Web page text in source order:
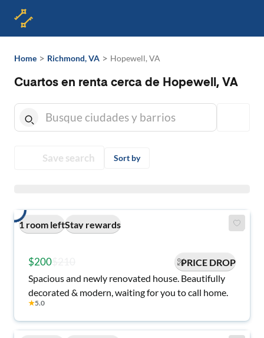
Home > Richmond, VA > Hopewell, VA
Cuartos en renta cerca de Hopewell, VA
Save search Sort by
1 room leftStay rewards
$200
PRICE DROP
Spacious and newly renovated house. Beautifully
decorated & modern, waiting for you to call home.
★5.0